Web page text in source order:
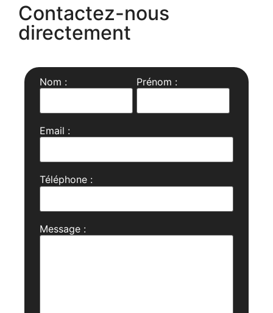
Contactez-nous
directement
Nom : Prénom :
Email :
Téléphone :
Message :